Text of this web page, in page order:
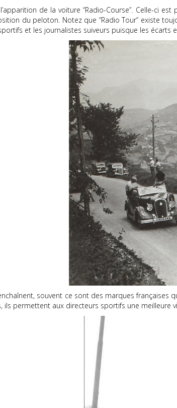
l’apparition de la voiture “Radio-Course”. Celle-ci
du peloton. Notez que “Radio Tour” existe
et les journalistes suiveurs puisque les
souvent ce sont des marques
ils permettent aux directeurs sportifs une meilleure